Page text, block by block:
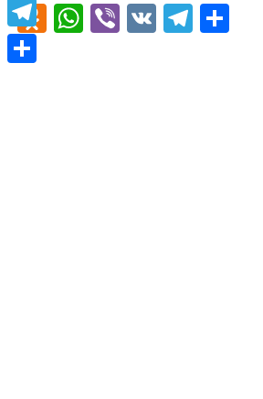
Odnoklassniki
WhatsApp
Viber
VK
VK
Telegram